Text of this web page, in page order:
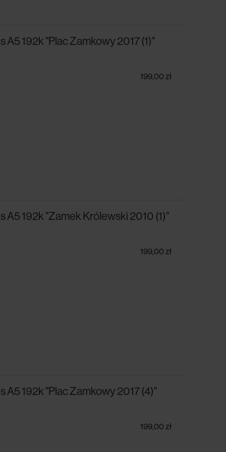
192k "Plac Zamkowy 2017 (1)"
199,00 zł
A5 192k "Zamek Królewski 2010 (1)"
199,00 zł
A5 192k "Plac Zamkowy 2017 (4)"
199,00 zł